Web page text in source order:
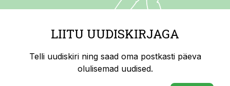
LIITU UUDISKIRJAGA
Telli uudiskiri ning saad oma postkasti päeva
olulisemad uudised.